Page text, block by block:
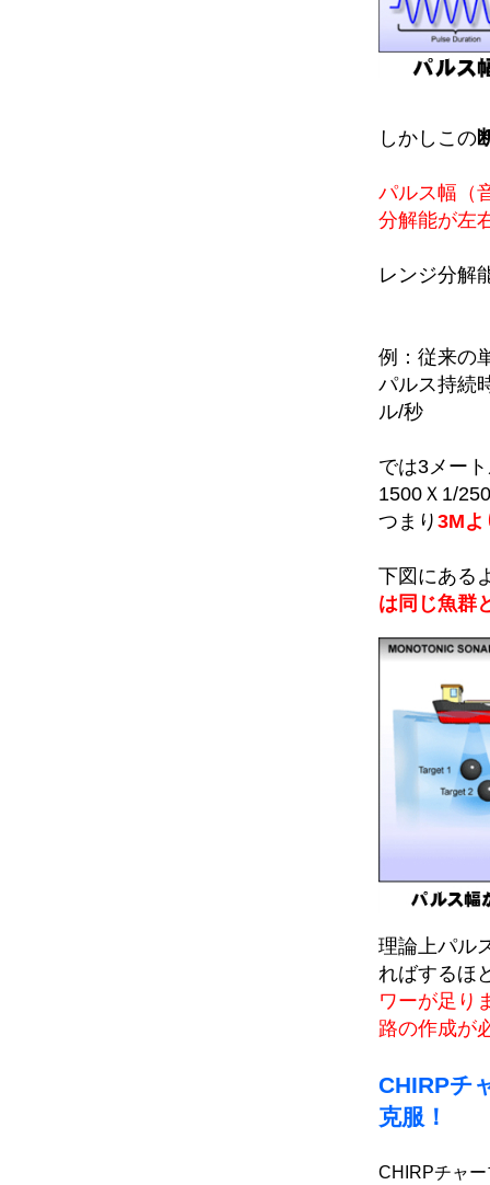
しかしこの
パルス幅（
分解能が左
レンジ分解
例：従来の
パルス持続
ル/秒
では3メー
1500Ｘ1/
つまり 3Mよ
下図にある
は同じ魚群
理論上パル
ればするほ
ワーが足り
路の作成が
CHIRPチ
克服！
CHIRPチャ